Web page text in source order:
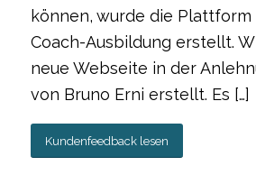
können, wurde die Plattform
Coach-Ausbildung erstellt.
neue Webseite in der
von Bruno Erni erstellt. Es […]
Kundenfeedback lesen